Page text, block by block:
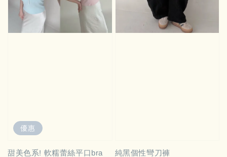
優惠
甜美色系! 軟糯蕾絲平口bra
純黑個性彎刀褲